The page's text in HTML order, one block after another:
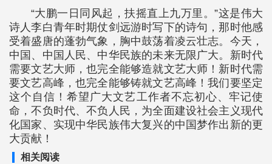
“大鹏一日同风起，扶摇直上九万里。”这是伟大
诗人李白青年时期仗剑远游时写下的诗句，那时他感
受着盛唐的蓬勃气象，胸中鼓荡着凌云壮志。今天，
中国、中国人民、中华民族的未来无限广大。新时代
需要文艺大师，也完全能够造就文艺大师！新时代需
要文艺高峰，也完全能够铸就文艺高峰！我们要坚定
这个自信！希望广大文艺工作者不忘初心、牢记使
命，不负时代、不负人民，为全面建设社会主义现代
化国家、实现中华民族伟大复兴的中国梦作出新的更
大贡献！
相关阅读